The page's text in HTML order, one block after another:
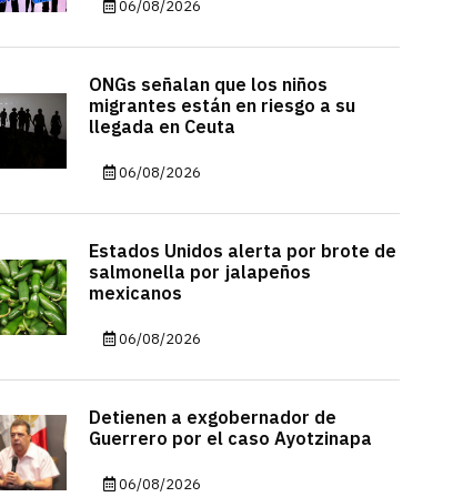
06/08/2026
ONGs señalan que los niños
migrantes están en riesgo a su
llegada en Ceuta
06/08/2026
Estados Unidos alerta por brote de
salmonella por jalapeños
mexicanos
06/08/2026
Detienen a exgobernador de
Guerrero por el caso Ayotzinapa
06/08/2026